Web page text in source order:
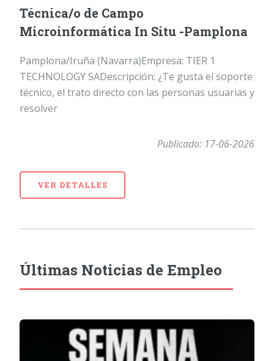
Técnica/o de Campo
Microinformática In Situ -Pamplona
Pamplona/Iruña (Navarra)Empresa: TIER 1
TECHNOLOGY SADescripción: ¿Te gusta el soporte
técnico, el trato directo con las personas usuarias y
resolver
Publicado: 17-06-2026
VER DETALLES
Últimas Noticias de Empleo